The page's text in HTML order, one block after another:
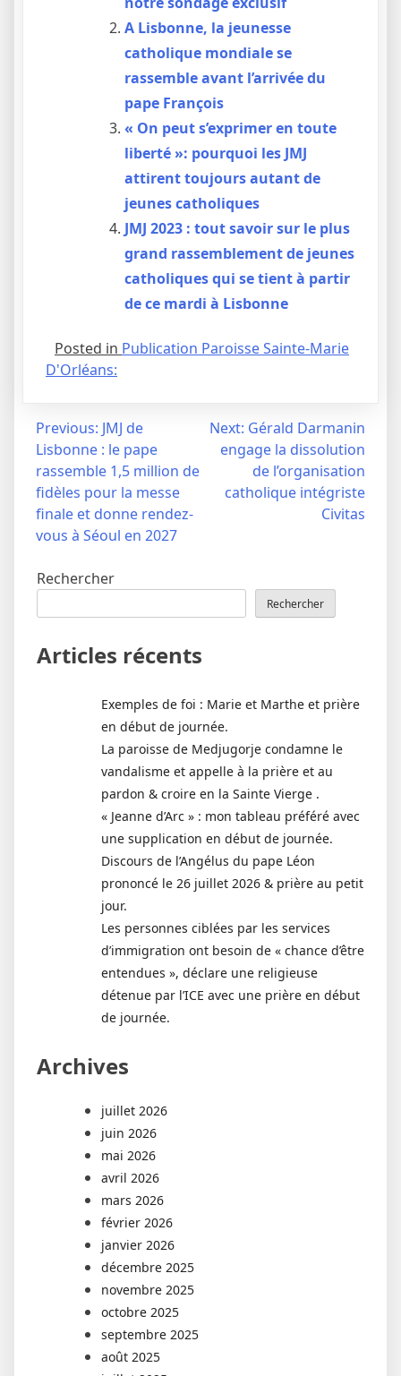
A Lisbonne, la jeunesse
catholique mondiale se
rassemble avant l’arrivée du
pape François
« On peut s’exprimer en toute
liberté »: pourquoi les JMJ
attirent toujours autant de
jeunes catholiques
JMJ 2023 : tout savoir sur le plus
grand rassemblement de jeunes
catholiques qui se tient à partir
de ce mardi à Lisbonne
Posted in Publication Paroisse Sainte-Marie
D'Orléans:
Navigation
l’article
Previous: JMJ de
Lisbonne : le pape
rassemble 1,5 million de
fidèles pour la messe
finale et donne rendez-
vous à Séoul en 2027
Next: Gérald Darmanin
engage la dissolution
de l’organisation
catholique intégriste
Civitas
Rechercher
Rechercher
Articles récents
Exemples de foi : Marie et Marthe et prière
en début de journée.
La paroisse de Medjugorje condamne le
vandalisme et appelle à la prière et au
pardon & croire en la Sainte Vierge .
« Jeanne d’Arc » : mon tableau préféré avec
une supplication en début de journée.
Discours de l’Angélus du pape Léon
prononcé le 26 juillet 2026 & prière au petit
jour.
Les personnes ciblées par les services
d’immigration ont besoin de « chance d’être
entendues », déclare une religieuse
détenue par l’ICE avec une prière en début
de journée.
Archives
juillet 2026
juin 2026
mai 2026
avril 2026
mars 2026
février 2026
janvier 2026
décembre 2025
novembre 2025
octobre 2025
septembre 2025
août 2025